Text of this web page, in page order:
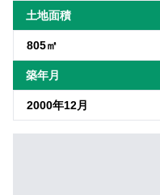
土地面積
805㎡
築年月
2000年12月